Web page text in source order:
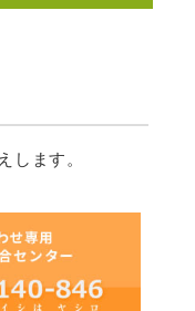
します。